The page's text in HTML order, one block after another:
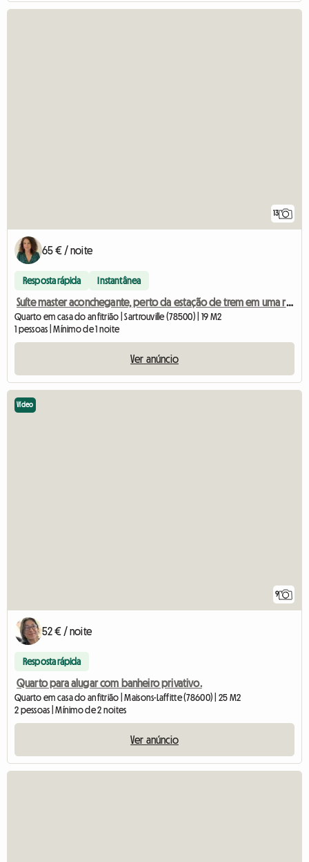
13
65 € / noite
Resposta rápida Instantânea
Suíte master aconchegante, perto da estação de trem em uma rua tranquila.
Quarto em casa do anfitrião | Sartrouville (78500) | 19 M2
1 pessoas | Mínimo de 1 noite
Ver anúncio
9
Vídeo
52 € / noite
Resposta rápida
Quarto para alugar com banheiro privativo.
Quarto em casa do anfitrião | Maisons-Laffitte (78600) | 25 M2
2 pessoas | Mínimo de 2 noites
Ver anúncio